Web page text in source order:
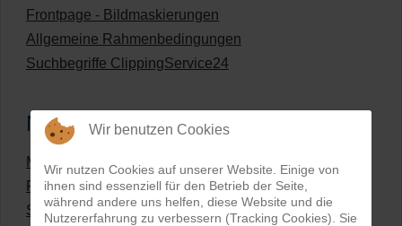
Frontpage - Bildmaskierungen
Allgemeine Rahmenbedingungen
Suchbegriffe ClippingService24
Neueste Artikel
Manuelle und KI-unterstütze Bildbearbeitung
Freisteller in preiswert-perfekter Qualität
Sonstige Leistungen
Wir benutzen Cookies
Wir nutzen Cookies auf unserer Website. Einige von
ihnen sind essenziell für den Betrieb der Seite,
während andere uns helfen, diese Website und die
Nutzererfahrung zu verbessern (Tracking Cookies). Sie